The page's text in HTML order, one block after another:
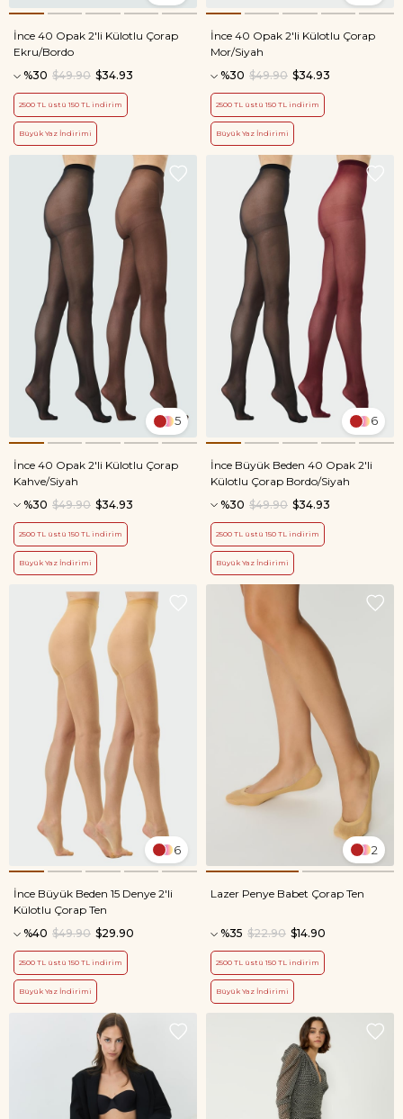
İnce 40 Opak 2'li Külotlu Çorap
Ekru/Bordo
%30
$34.93
$49.90
2500 TL üstü 150 TL indirim
Büyük Yaz İndirimi
İnce 40 Opak 2'li Külotlu Çorap
Mor/Siyah
%30
$34.93
$49.90
2500 TL üstü 150 TL indirim
Büyük Yaz İndirimi
5
İnce 40 Opak 2'li Külotlu Çorap
Kahve/Siyah
%30
$34.93
$49.90
2500 TL üstü 150 TL indirim
Büyük Yaz İndirimi
6
İnce Büyük Beden 40 Opak 2'li
Külotlu Çorap Bordo/Siyah
%30
$34.93
$49.90
2500 TL üstü 150 TL indirim
Büyük Yaz İndirimi
6
İnce Büyük Beden 15 Denye 2'li
Külotlu Çorap Ten
%40
$29.90
$49.90
2500 TL üstü 150 TL indirim
Büyük Yaz İndirimi
2
Lazer Penye Babet Çorap Ten
%35 $14.90
$22.90
2500 TL üstü 150 TL indirim
Büyük Yaz İndirimi